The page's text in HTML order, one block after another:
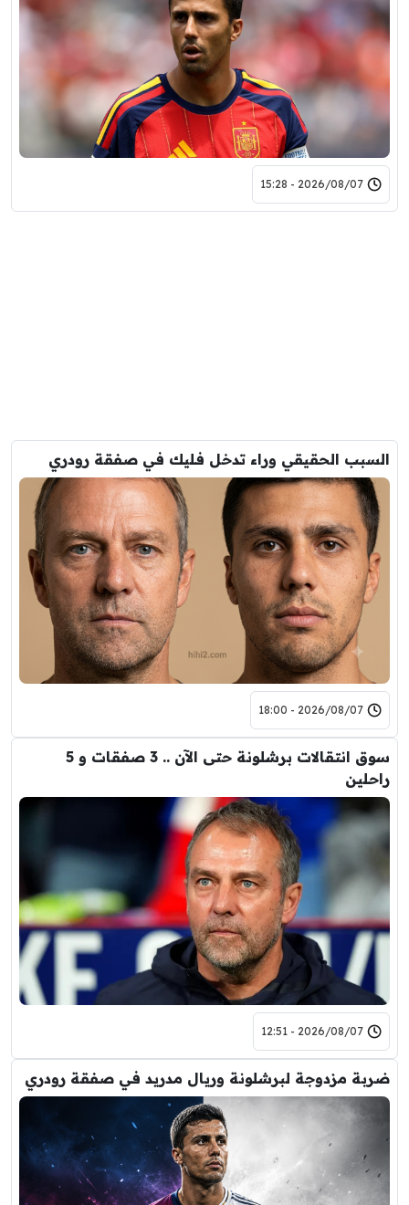
2026/08/07 - 15:28
السبب الحقيقي وراء تدخل فليك في صفقة رودري
2026/08/07 - 18:00
سوق انتقالات برشلونة حتى الآن .. 3 صفقات و 5
راحلين
2026/08/07 - 12:51
ضربة مزدوجة لبرشلونة وريال مدريد في صفقة رودري